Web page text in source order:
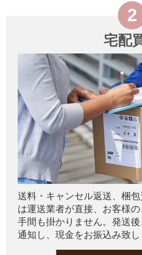
宅配
送料・キャンセル返送、梱
は運送業者が直接、お客様
手間も掛かりません。発送
通知し、現金をお振込み致し